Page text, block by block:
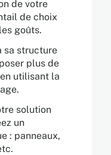
de votre
de choix
goûts.
sa structure
plus de
utilisant la
solution
un
: panneaux,